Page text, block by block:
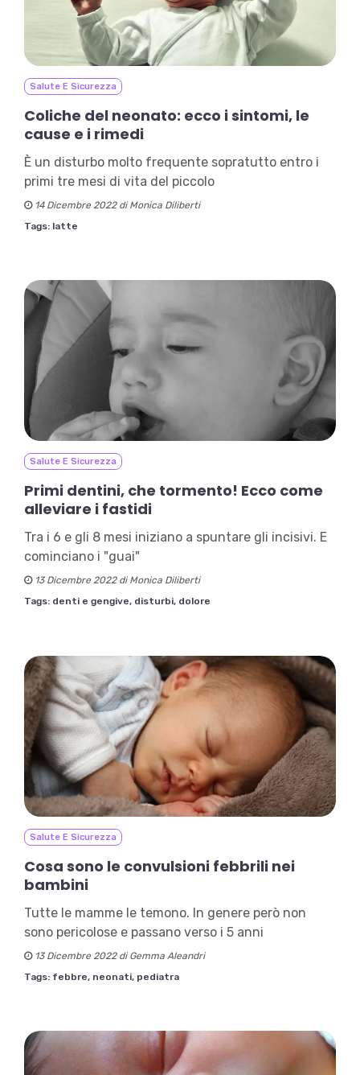
Salute E Sicurezza
Coliche del neonato: ecco i sintomi, le
cause e i rimedi
È un disturbo molto frequente sopratutto entro i
primi tre mesi di vita del piccolo
14 Dicembre 2022 di Monica Diliberti
Tags: latte
Salute E Sicurezza
Primi dentini, che tormento! Ecco come
alleviare i fastidi
Tra i 6 e gli 8 mesi iniziano a spuntare gli incisivi. E
cominciano i "guai"
13 Dicembre 2022 di Monica Diliberti
Tags: denti e gengive, disturbi, dolore
Salute E Sicurezza
Cosa sono le convulsioni febbrili nei
bambini
Tutte le mamme le temono. In genere però non
sono pericolose e passano verso i 5 anni
13 Dicembre 2022 di Gemma Aleandri
Tags: febbre, neonati, pediatra